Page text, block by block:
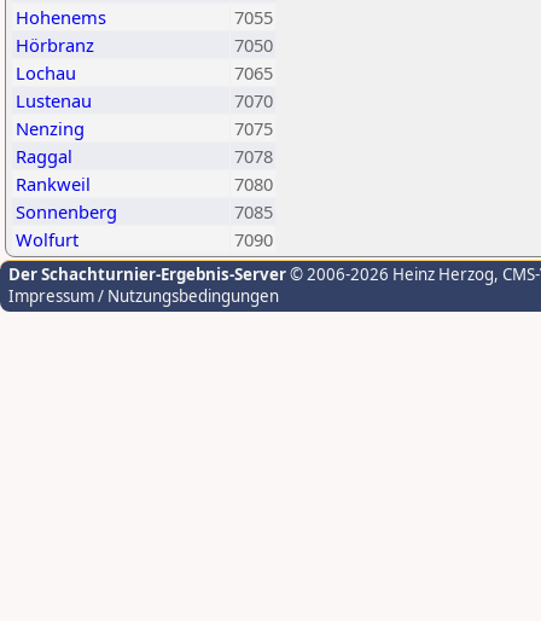
Hohenems
7055
Hörbranz
7050
Lochau
7065
Lustenau
7070
Nenzing
7075
Raggal
7078
Rankweil
7080
Sonnenberg
7085
Wolfurt
7090
Der Schachturnier-Ergebnis-Server© 2006-2026 Heinz Herzog,
Impressum / Nutzungsbedingungen